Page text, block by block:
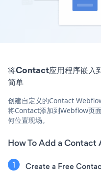
将Contact应用程序嵌入
简单
创建自定义的Contact
将Contact添加到Webflow页
何位置现场。
How To Add a
Create a Free